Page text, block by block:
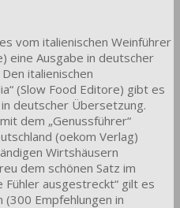
vom italienischen Weinführer
eine Ausgabe in deutscher
italienischen
(Slow Food Editore) gibt es
deutscher Übersetzung.
dem „Genussführer“
(oekom Verlag)
Wirtshäusern
dem schönen Satz im
Fühler ausgestreckt“ gilt es
Empfehlungen in